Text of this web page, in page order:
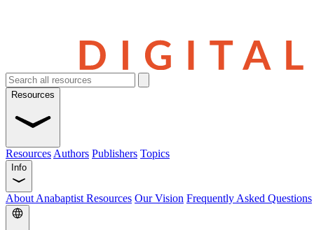
Resources
Resources Authors Publishers Topics
Info
About Anabaptist Resources Our Vision Frequently Asked Questions